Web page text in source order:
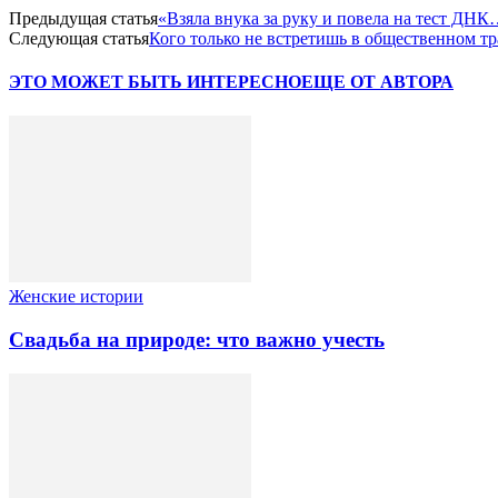
Предыдущая статья«Взяла внука за руку и повела на тест
Следующая статьяКого только не встретишь в общественном
ЭТО МОЖЕТ БЫТЬ ИНТЕРЕСНОЕЩЕ ОТ АВТОРА
Женские истории
Свадьба на природе: что важно учесть